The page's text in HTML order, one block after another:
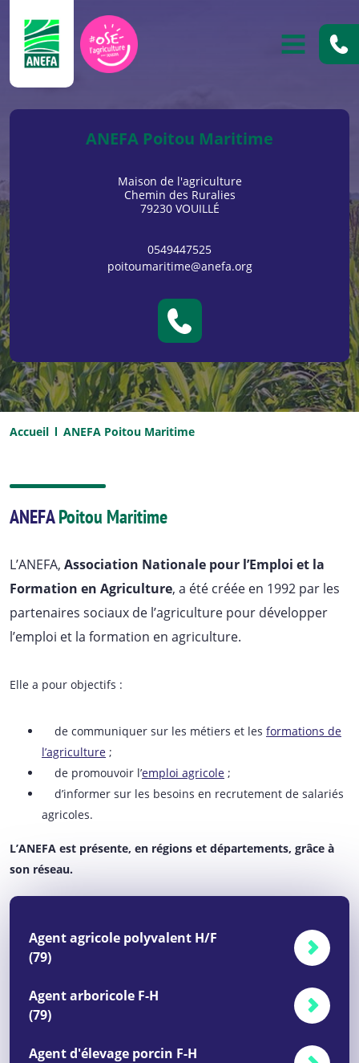
OUVRIR
ANEFA Poitou Maritime
Maison de l'agriculture
Chemin des Ruralies
79230 VOUILLÉ
0549447525
poitoumaritime@anefa.org
Accueil ANEFA Poitou Maritime
ANEFAPoitou Maritime
L’ANEFA, Association Nationale pour l’Emploi et la
Formation en Agriculture, a été créée en 1992 par les
partenaires sociaux de l’agriculture pour développer
l’emploi et la formation en agriculture.
Elle a pour objectifs :
de communiquer sur les métiers et les formations de
l’agriculture ;
de promouvoir l’emploi agricole ;
d’informer sur les besoins en recrutement de salariés
agricoles.
L’ANEFA est présente, en régions et départements, grâce à
son réseau.
Agent agricole polyvalent H/F
(79)
Agent arboricole F-H
(79)
Agent d'élevage porcin F-H